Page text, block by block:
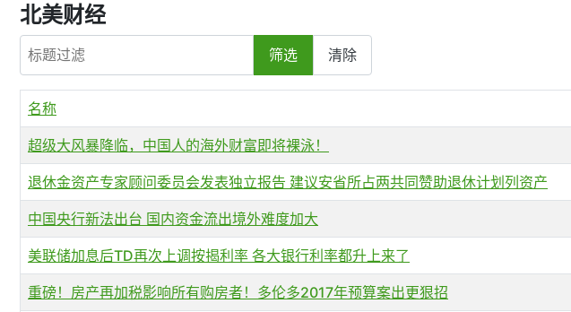
北美财经
标题过滤
筛选 清除
名称
超级大风暴降临，中国人的海外财富即将裸泳！
退休金资产专家顾问委员会发表独立报告 建议安省所占两共同赞助退休计划列资产
中国央行新法出台 国内资金流出境外难度加大
美联储加息后TD再次上调按揭利率 各大银行利率都升上来了
重磅！房产再加税影响所有购房者！多伦多2017年预算案出更狠招